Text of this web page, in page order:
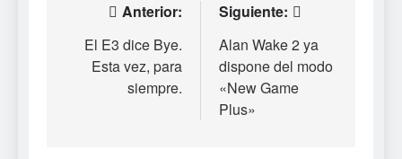
Navegación
de
entradas
Anterior:
El E3 dice Bye.
Esta vez, para
siempre.
Siguiente:
Alan Wake 2 ya
dispone del modo
«New Game
Plus»